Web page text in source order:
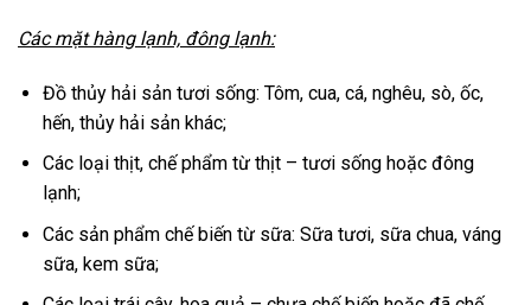
Các mặt hàng lạnh, đông lạnh:
Đồ thủy hải sản tươi sống: Tôm, cua, cá, nghêu, sò, ốc,
hến, thủy hải sản khác;
Các loại thịt, chế phẩm từ thịt – tươi sống hoặc đông
lạnh;
Các sản phẩm chế biến từ sữa: Sữa tươi, sữa chua, váng
sữa, kem sữa;